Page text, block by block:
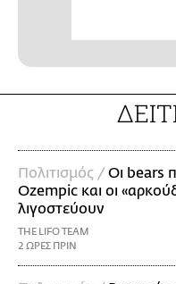
Πολιτισμός /Οι bears
Ozempic και οι
λιγοστεύουν
THE LIFO TEAM
2 ΩΡΕΣ ΠΡΙΝ